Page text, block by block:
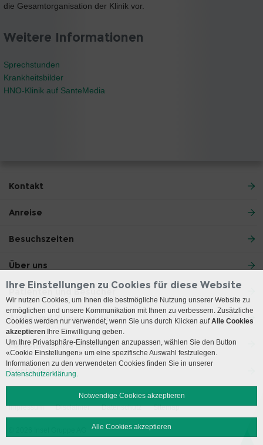
die Gesamtorganisation der Klinik vor.
Weitere Informationen
Sprechstunden
Krankheitsbilder
HNO-Klinik auf SanteMedia
Kontakt
Anreise
Besuchszeiten
Über uns
Patienten und Besucher
Ärzte und Zuweisende
Forschung und Bildung
Social Media
Impressum Disclaimer Datenschutz Sitemap
Ihre Einstellungen zu Cookies für diese Website
Wir nutzen Cookies, um Ihnen die bestmögliche Nutzung unserer Website zu
ermöglichen und unsere Kommunikation mit Ihnen zu verbessern. Zusätzliche
Cookies werden nur verwendet, wenn Sie uns durch Klicken aufAlle Cookies
akzeptieren Ihre Einwilligung geben.
Um Ihre Privatsphäre-Einstellungen anzupassen, wählen Sie den Button
«Cookie Einstellungen» um eine spezifische Auswahl festzulegen.
Informationen zu den verwendeten Cookies finden Sie in unserer
Datenschutzerklärung.
Notwendige Cookies akzeptieren
Alle Cookies akzeptieren